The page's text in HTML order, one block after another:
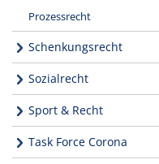
Prozessrecht
Schenkungsrecht
Sozialrecht
Sport & Recht
Task Force Corona